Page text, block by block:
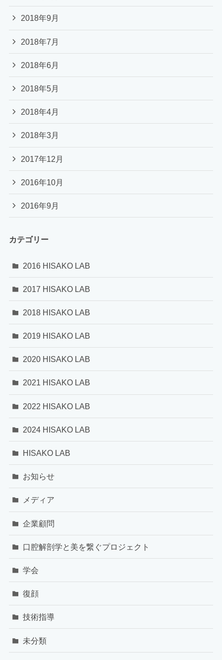
2018年9月
2018年7月
2018年6月
2018年5月
2018年4月
2018年3月
2017年12月
2016年10月
2016年9月
カテゴリー
2016 HISAKO LAB
2017 HISAKO LAB
2018 HISAKO LAB
2019 HISAKO LAB
2020 HISAKO LAB
2021 HISAKO LAB
2022 HISAKO LAB
2024 HISAKO LAB
HISAKO LAB
お知らせ
メディア
企業顧問
口腔解剖学と美を繋ぐプロジェクト
学会
復顔
技術指導
未分類